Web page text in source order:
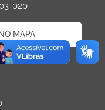
020
MAPA